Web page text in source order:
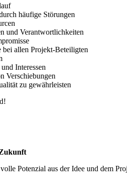
häufige Störungen
und Verantwortlichkeiten
allen Projekt-Beteiligten
Interessen
Verschiebungen
zu gewährleisten
Potenzial aus der Idee und dem